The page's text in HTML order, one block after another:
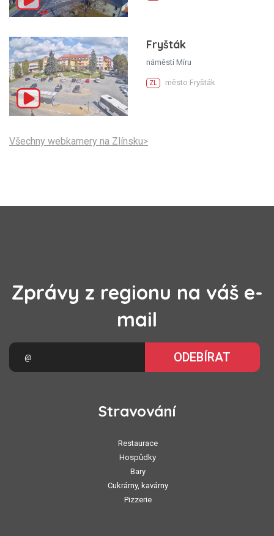
Fryšták
náměstí Míru
ZL město Fryšták
Všechny webkamery na Zlínsku>
Zprávy z regionu na váš e-
mail
ODEBÍRAT
Stravování
Restaurace
Hospůdky
Bary
Cukrárny, kavárny
Pizzerie